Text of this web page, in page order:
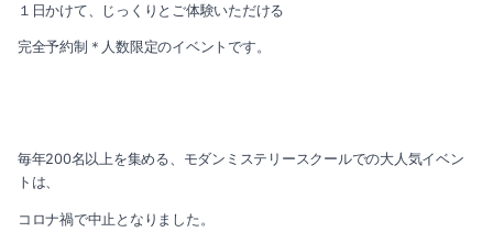
2019-03（2）
2018-12（3）
2019-10（2）
2019-06（1）
１日かけて、じっくりとご体験いただける
完全予約制＊人数限定のイベントです。
毎年200名以上を集める、モダンミステリースクールでの大人気イベン
トは、
コロナ禍で中止となりました。